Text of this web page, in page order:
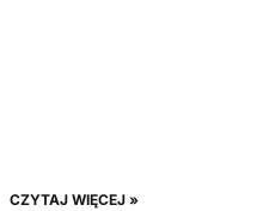
CZYTAJ WIĘCEJ »